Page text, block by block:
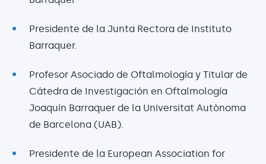
Presidente de la Junta Rectora de Instituto
Barraquer.
Profesor Asociado de Oftalmología y Titular de
Cátedra de Investigación en Oftalmología
Joaquín Barraquer de la Universitat Autònoma
de Barcelona (UAB).
Presidente de la European Association for